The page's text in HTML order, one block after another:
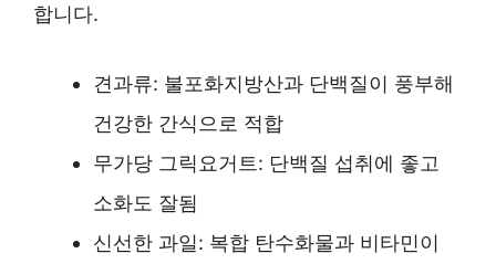
합니다.
견과류: 불포화지방산과 단백질이 풍부해
건강한 간식으로 적합
무가당 그릭요거트: 단백질 섭취에 좋고
소화도 잘됨
신선한 과일: 복합 탄수화물과 비타민이